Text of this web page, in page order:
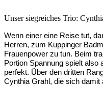
Unser siegreiches Trio:
Wenn einer eine Reise tut,
Herren, zum Kuppinger
Frauenpower zu tun. Beim
Portion Spannung spielt
perfekt. Über den dritten
Cynthia Grahl, die sich